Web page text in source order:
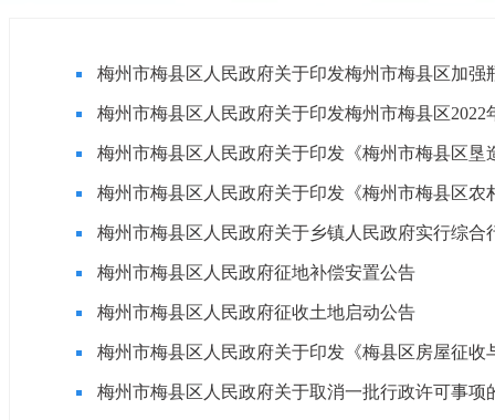
梅州市梅县区人民政府关于印发梅州市梅县区加
梅州市梅县区人民政府关于印发梅州市梅县区
梅州市梅县区人民政府关于印发《梅州市梅县区垦
梅州市梅县区人民政府关于印发《梅州市梅县区农
梅州市梅县区人民政府关于乡镇人民政府实行综合
梅州市梅县区人民政府征地补偿安置公告
梅州市梅县区人民政府征收土地启动公告
梅州市梅县区人民政府关于印发《梅县区房屋征
梅州市梅县区人民政府关于取消一批行政许可事项